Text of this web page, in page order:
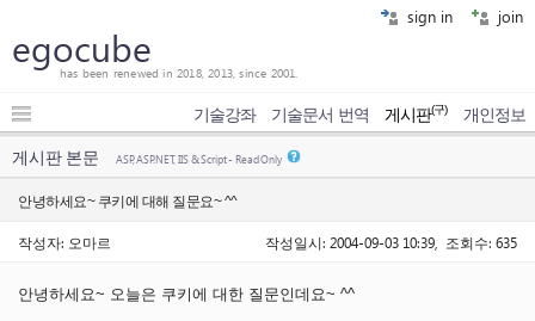
sign in join
egocube
has been renewed in 2018, 2013, since 2001.
기술강좌 기술문서 번역 게시판(구) 개인정보
게시판 본문 ASP, ASP.NET, IIS & Script - Read Only
안녕하세요~ 쿠키에 대해 질문요~ ^^
작성자: 오마르 작성일시: 2004-09-03 10:39, 조회수: 635
안녕하세요~ 오늘은 쿠키에 대한 질문인데요~ ^^